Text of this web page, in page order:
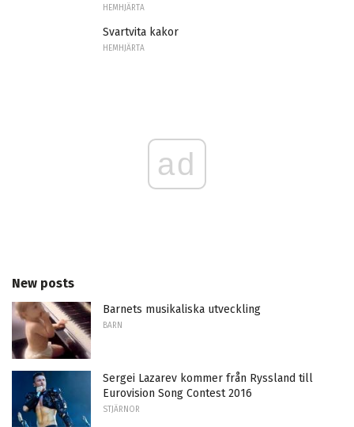
HEMHJÄRTA
Svartvita kakor
HEMHJÄRTA
ad
New posts
Barnets musikaliska utveckling
BARN
Sergei Lazarev kommer från Ryssland till
Eurovision Song Contest 2016
STJÄRNOR